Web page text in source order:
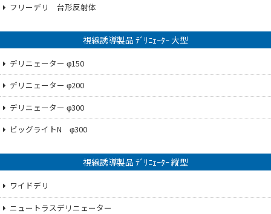
フリーデリ 台形反射体
視線誘導製品 ﾃﾞﾘﾆｪｰﾀｰ 大型
デリニェーター φ150
デリニェーター φ200
デリニェーター φ300
ビッグライトN φ300
視線誘導製品 ﾃﾞﾘﾆｪｰﾀｰ 縦型
ワイドデリ
ニュートラスデリニェーター